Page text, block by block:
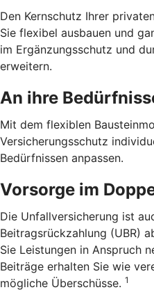
Den Kernschutz Ihrer
Sie flexibel ausbauen und
im Ergänzungsschutz und
erweitern.
An ihre
Mit dem flexiblen
Versicherungsschutz
Bedürfnissen anpassen.
Vorsorge im
Die Unfallversicherung ist
Beitragsrückzahlung (UBR)
Sie Leistungen in Anspruch
Beiträge erhalten Sie wie
mögliche Überschüsse. 1